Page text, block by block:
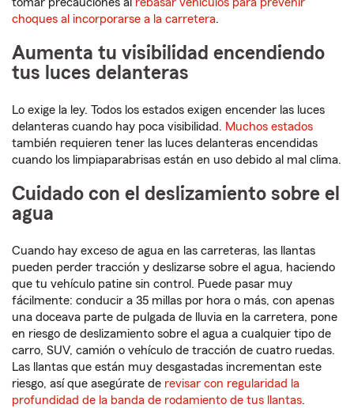
tomar precauciones al rebasar vehículos para prevenir
choques al incorporarse a la carretera.
Aumenta tu visibilidad encendiendo
tus luces delanteras
Lo exige la ley. Todos los estados exigen encender las luces
delanteras cuando hay poca visibilidad. Muchos estados
también requieren tener las luces delanteras encendidas
cuando los limpiaparabrisas están en uso debido al mal clima.
Cuidado con el deslizamiento sobre el
agua
Cuando hay exceso de agua en las carreteras, las llantas
pueden perder tracción y deslizarse sobre el agua, haciendo
que tu vehículo patine sin control. Puede pasar muy
fácilmente: conducir a 35 millas por hora o más, con apenas
una doceava parte de pulgada de lluvia en la carretera, pone
en riesgo de deslizamiento sobre el agua a cualquier tipo de
carro, SUV, camión o vehículo de tracción de cuatro ruedas.
Las llantas que están muy desgastadas incrementan este
riesgo, así que asegúrate de revisar con regularidad la
profundidad de la banda de rodamiento de tus llantas.